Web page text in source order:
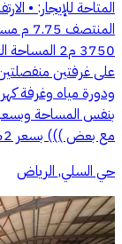
مع بعض ))) بسعر 562 الف
حي السلي, الرياض